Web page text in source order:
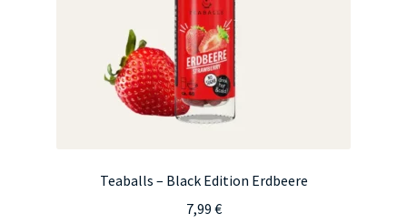
Teaballs – Black Edition Erdbeere
7,99 €